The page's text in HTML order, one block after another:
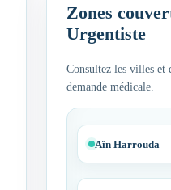
Zones
Urgentiste
Consultez les villes et
demande médicale.
Aïn Harrouda